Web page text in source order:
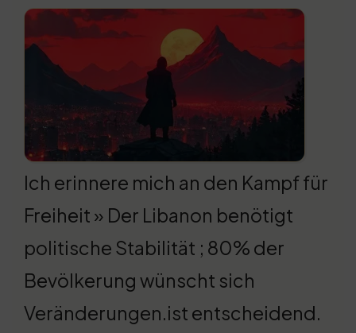
Ich erinnere mich an den Kampf für
Freiheit » Der Libanon benötigt
politische Stabilität ; 80% der
Bevölkerung wünscht sich
Veränderungen.ist entscheidend.